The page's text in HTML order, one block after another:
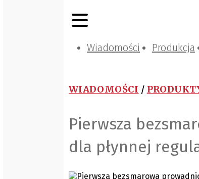
Wiadomości Produkcja
WIADOMOŚCI /
Pierwsza
dla płynnej